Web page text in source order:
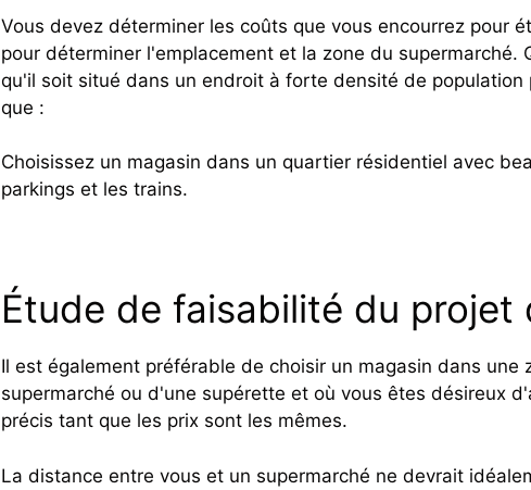
Vous devez déterminer les coûts que vous encourrez pour
pour déterminer l'emplacement et la zone du
qu'il soit situé dans un endroit à forte densité de
que :
Choisissez un magasin dans un quartier résidentiel avec
parkings et les trains.
Étude de faisabilité du projet
Il est également préférable de choisir un magasin dans
supermarché ou d'une supérette et où vous êtes désireux
précis tant que les prix sont les mêmes.
La distance entre vous et un supermarché ne devrait